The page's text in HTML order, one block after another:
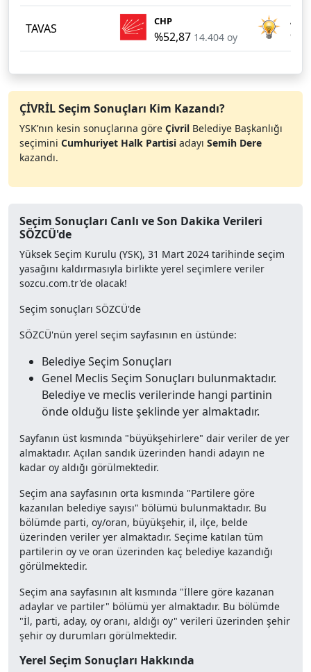
TAVAS CHP
%52,87 14.404 oy
AKP
ÇİVRİL Seçim Sonuçları Kim Kazandı?
YSK’nın kesin sonuçlarına göre Çivril Belediye Başkanlığı
seçimini Cumhuriyet Halk Partisi adayı Semih Dere
kazandı.
Seçim Sonuçları Canlı ve Son Dakika Verileri
SÖZCÜ'de
Yüksek Seçim Kurulu (YSK), 31 Mart 2024 tarihinde seçim
yasağını kaldırmasıyla birlikte yerel seçimlere veriler
sozcu.com.tr'de olacak!
Seçim sonuçları SÖZCÜ'de
SÖZCÜ'nün yerel seçim sayfasının en üstünde:
Belediye Seçim Sonuçları
Genel Meclis Seçim Sonuçları bulunmaktadır.
Belediye ve meclis verilerinde hangi partinin
önde olduğu liste şeklinde yer almaktadır.
Sayfanın üst kısmında "büyükşehirlere" dair veriler de yer
almaktadır. Açılan sandık üzerinden handi adayın ne
kadar oy aldığı görülmektedir.
Seçim ana sayfasının orta kısmında "Partilere göre
kazanılan belediye sayısı" bölümü bulunmaktadır. Bu
bölümde parti, oy/oran, büyükşehir, il, ilçe, belde
üzerinden veriler yer almaktadır. Seçime katılan tüm
partilerin oy ve oran üzerinden kaç belediye kazandığı
görülmektedir.
Seçim ana sayfasının alt kısmında "İllere göre kazanan
adaylar ve partiler" bölümü yer almaktadır. Bu bölümde
"İl, parti, aday, oy oranı, aldığı oy" verileri üzerinden şehir
şehir oy durumları görülmektedir.
Yerel Seçim Sonuçları Hakkında